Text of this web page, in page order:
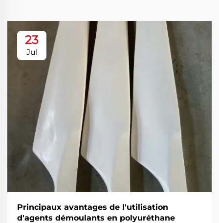
23
Jul
Principaux avantages de l'utilisation
d'agents démoulants en polyuréthane